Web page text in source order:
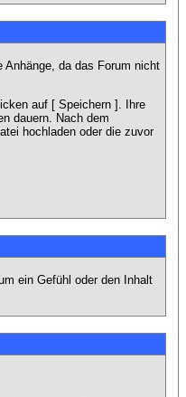
Anhänge, da das Forum nicht
auf [ Speichern ]. Ihre
dauern. Nach dem
hochladen oder die zuvor
ein Gefühl oder den Inhalt